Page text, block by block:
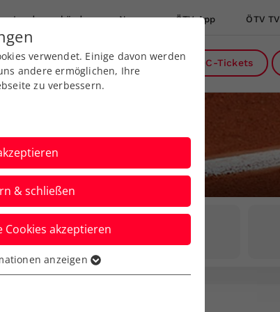
Landesverbände News ÖTV App ÖTV TV
Über uns DC-Tickets
verwendet. Einige davon werden
andere ermöglichen, Ihre
zu verbessern.
& schließen
Cookies akzeptieren
Funktionen der
dass die Webseite
anzeigen